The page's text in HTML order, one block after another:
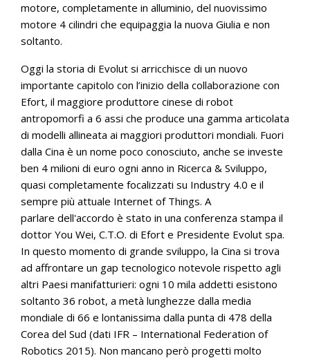
motore, completamente in alluminio, del nuovissimo
motore 4 cilindri che equipaggia la nuova Giulia e non
soltanto.
Oggi la storia di Evolut si arricchisce di un nuovo
importante capitolo con l’inizio della collaborazione con
Efort, il maggiore produttore cinese di robot
antropomorfi a 6 assi che produce una gamma articolata
di modelli allineata ai maggiori produttori mondiali. Fuori
dalla Cina è un nome poco conosciuto, anche se investe
ben 4 milioni di euro ogni anno in Ricerca & Sviluppo,
quasi completamente focalizzati su Industry 4.0 e il
sempre più attuale Internet of Things. A
parlare dell'accordo è stato in una conferenza stampa il
dottor You Wei, C.T.O. di Efort e Presidente Evolut spa.
In questo momento di grande sviluppo, la Cina si trova
ad affrontare un gap tecnologico notevole rispetto agli
altri Paesi manifatturieri: ogni 10 mila addetti esistono
soltanto 36 robot, a metà lunghezze dalla media
mondiale di 66 e lontanissima dalla punta di 478 della
Corea del Sud (dati IFR – International Federation of
Robotics 2015). Non mancano però progetti molto